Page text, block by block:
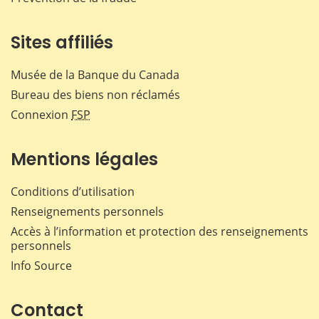
Sites affiliés
Musée de la Banque du Canada
Bureau des biens non réclamés
Connexion FSP
Mentions légales
Conditions d’utilisation
Renseignements personnels
Accès à l’information et protection des renseignements
personnels
Info Source
Contact